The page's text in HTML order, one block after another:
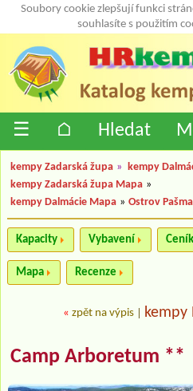
Soubory cookie zlepšují funkci
souhlasíte s použitím
☰ ⌂ Hledat
kempy Zadarská župa » kempy
kempy Zadarská župa Mapa »
kempy Dalmácie Mapa » Ostrov
Kapacity Vybavení Ceník
Mapa Recenze
« zpět na výpis kempy
Camp Arboretum **